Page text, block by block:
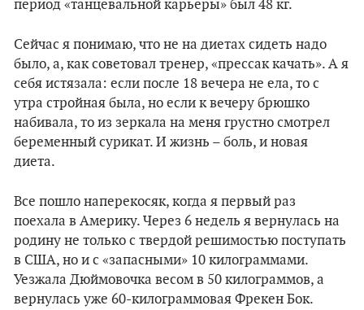
период «танцевальной карьеры» был 48 кг.
Сейчас я понимаю, что не на диетах сидеть надо
было, а, как советовал тренер, «прессак качать». А я
себя истязала: если после 18 вечера не ела, то с
утра стройная была, но если к вечеру брюшко
набивала, то из зеркала на меня грустно смотрел
беременный сурикат. И жизнь – боль, и новая
диета.
Все пошло наперекосяк, когда я первый раз
поехала в Америку. Через 6 недель я вернулась на
родину не только с твердой решимостью поступать
в США, но и с «запасными» 10 килограммами.
Уезжала Дюймовочка весом в 50 килограммов, а
вернулась уже 60-килограммовая Фрекен Бок.